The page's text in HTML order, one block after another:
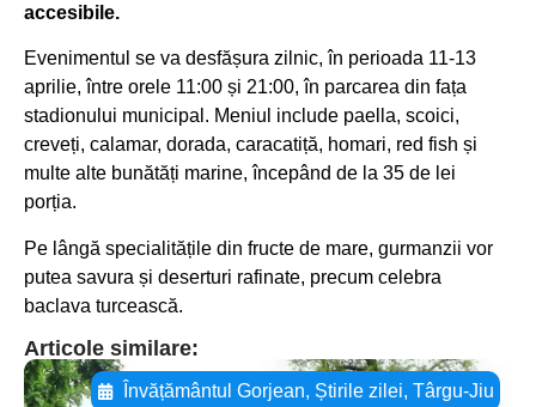
accesibile.
Evenimentul se va desfășura zilnic, în perioada 11-13
aprilie, între orele 11:00 și 21:00, în parcarea din fața
stadionului municipal. Meniul include paella, scoici,
creveți, calamar, dorada, caracatiță, homari, red fish și
multe alte bunătăți marine, începând de la 35 de lei
porția.
Pe lângă specialitățile din fructe de mare, gurmanzii vor
putea savura și deserturi rafinate, precum celebra
baclava turcească.
Articole similare:
Învățământul Gorjean, Știrile zilei, Târgu-Jiu